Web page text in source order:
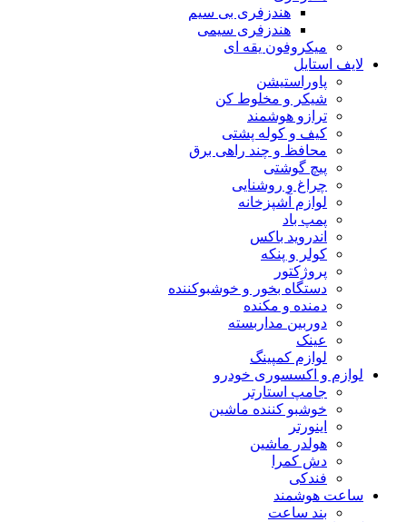
هندزفری بی سیم
هندزفری سیمی
میکروفون یقه ای
لایف استایل
پاوراستیشن
شیکر و مخلوط کن
ترازو هوشمند
کیف و کوله پشتی
محافظ و چند راهی برق
پیچ گوشتی
چراغ و روشنایی
لوازم آشپزخانه
پمپ باد
اندروید باکس
کولر و پنکه
پروژکتور
دستگاه بخور و خوشبوکننده
دمنده و مکنده
دوربین مداربسته
عینک
لوازم کمپینگ
لوازم و اکسسوری خودرو
جامپ استارتر
خوشبو کننده ماشین
اینورتر
هولدر ماشین
دش کمرا
فندکی
ساعت هوشمند
بند ساعت